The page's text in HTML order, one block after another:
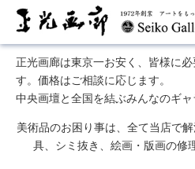
正光画廊は東京一お安く、皆様に
す。価格はご相談に応じます。
中央画壇と全国を結ぶみんなのギャ
美術品のお困り事は、全て当店で
具、シミ抜き、絵画・版画の修